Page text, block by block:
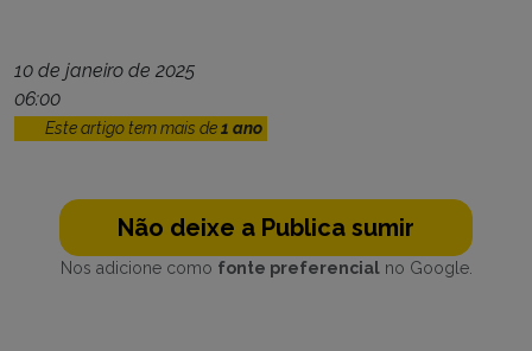
10 de janeiro de 2025
06:00
Este artigo tem mais de1 ano
Não deixe a Publica sumir
Nos adicione como fonte preferencialno Google.